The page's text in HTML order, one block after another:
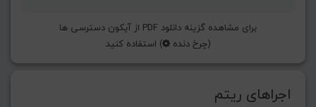
برای مشاهده گزینه دانلود PDF از آیکون دسترسی ها
(چرخ دنده ) استفاده کنید
اجراهای ریتم